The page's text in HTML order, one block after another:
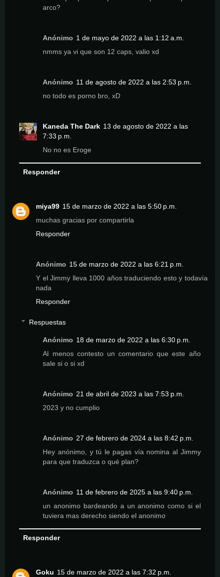
arco?
Anónimo 1 de mayo de 2022 a las 1:12 a.m.
nmms ya vi que son 12 caps, valio xd
Anónimo 11 de agosto de 2022 a las 2:53 p.m.
no todo es porno bro, xD
Kaneda The Dark 13 de agosto de 2022 a las
7:33 p.m.
No no es Eroge
Responder
miya99 15 de marzo de 2022 a las 5:50 p.m.
muchas gracias por compartirla
Responder
Anónimo 15 de marzo de 2022 a las 6:21 p.m.
Y el Jimmy lleva 1000 años traduciendo esto y todavía
nada
Responder
Respuestas
Anónimo 18 de marzo de 2022 a las 6:30 p.m.
Al menos contesto un comentario que este año
sale si o si xd
Anónimo 21 de abril de 2023 a las 7:53 p.m.
2023 y no cumplio
Anónimo 27 de febrero de 2024 a las 8:42 p.m.
Hey anónimo, y tú le pagas vía nomina al Jimmy
para que traduzca o qué plan?
Anónimo 11 de febrero de 2025 a las 9:40 p.m.
un anonimo bardeando a un anonimo como si el
tuviera mas derecho siendo el anonimo
Responder
Goku 15 de marzo de 2022 a las 7:32 p.m.